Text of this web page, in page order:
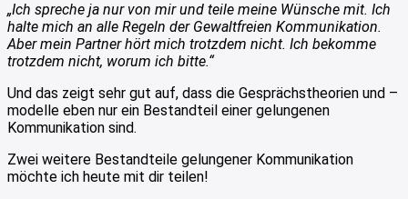
„Ich spreche ja nur von mir und teile meine Wünsche mit. Ich
halte mich an alle Regeln der Gewaltfreien Kommunikation.
Aber mein Partner hört mich trotzdem nicht. Ich bekomme
trotzdem nicht, worum ich bitte.“
Und das zeigt sehr gut auf, dass die Gesprächstheorien und –
modelle eben nur ein Bestandteil einer gelungenen
Kommunikation sind.
Zwei weitere Bestandteile gelungener Kommunikation
möchte ich heute mit dir teilen!